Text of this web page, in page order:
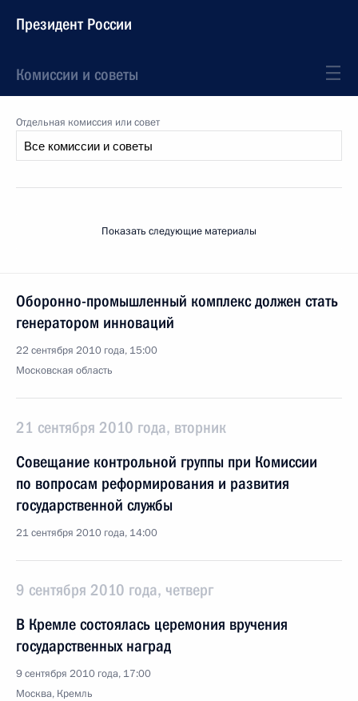
Президент России
Комиссии и советы
Отдельная комиссия или совет
Показать следующие материалы
Оборонно-промышленный комплекс должен стать
генератором инноваций
22 сентября 2010 года, 15:00
Московская область
21 сентября 2010 года, вторник
Совещание контрольной группы при Комиссии
по вопросам реформирования и развития
государственной службы
21 сентября 2010 года, 14:00
9 сентября 2010 года, четверг
В Кремле состоялась церемония вручения
государственных наград
9 сентября 2010 года, 17:00
Москва, Кремль